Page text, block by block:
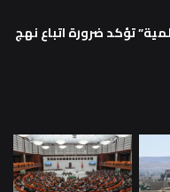
تؤكد ضرورة اتباع نهج